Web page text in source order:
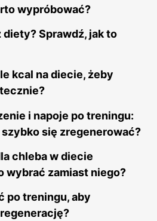
wypróbować?
Sprawdź, jak to
kcal na diecie, żeby
i napoje po treningu:
się zregenerować?
chleba w diecie
wybrać zamiast niego?
po treningu, aby